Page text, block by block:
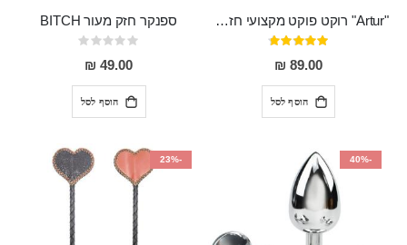
"Artur" רוקט פוקט מקצועי חזק במיוחד
דירוג:
95%
89.00 ₪
הוסף לסל
ספנקר חזק מעור BITCH
Rating:
0%
49.00 ₪
הוסף לסל
-40%
-23%